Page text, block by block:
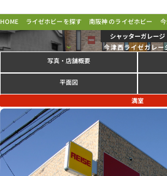
ラインナップ
ご契約の流れ・お支払方法
よくあるご質問
PICK UP!
お問い合わせ
会社概要
HOME ライゼホビーを探す 南阪神 のライゼホビー
シャッターガレージ
今津西ライゼガレー
写真・店舗概要
平面図
満室